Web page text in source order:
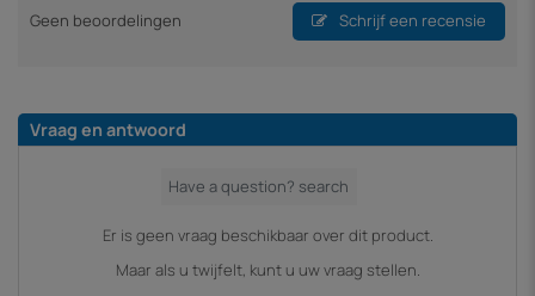
Geen beoordelingen Schrijf een recensie
Vraag en antwoord
Er is geen vraag beschikbaar over dit product.
Maar als u twijfelt, kunt u uw vraag stellen.